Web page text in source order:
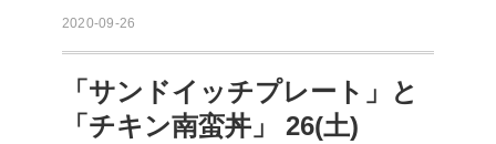
2020-09-26
「サンドイッチプレート」と
「チキン南蛮丼」 26(土)